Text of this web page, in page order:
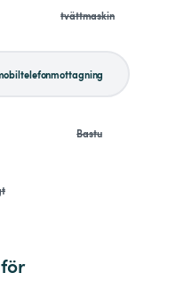
tvättmaskin
Bastu